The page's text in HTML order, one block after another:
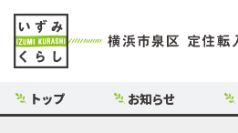
トップ お知らせ